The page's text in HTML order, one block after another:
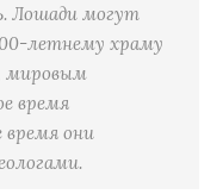
могут
летнему храму
мировым
время
время они